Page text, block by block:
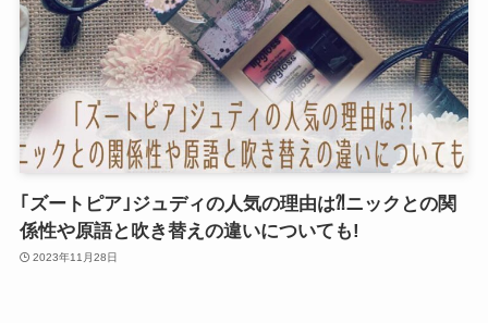
｢ズートピア｣ジュディの人気の理由は⁈ニックとの関
係性や原語と吹き替えの違いについても!
2023年11月28日